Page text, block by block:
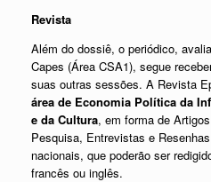
Revista
Além do dossiê, o periódico,
Capes (Área CSA1), segue
suas outras sessões. A Revista
área de Economia Política da
e da Cultura, em forma de
Pesquisa, Entrevistas e
nacionais, que poderão ser
francês ou inglês.